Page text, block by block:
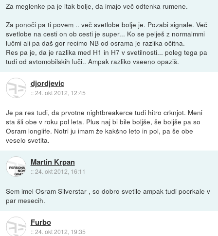
Za meglenke pa je itak bolje, da imajo več odtenka rumene.
Za ponoči pa ti povem .. več svetlobe bolje je. Pozabi signale. Več
svetlobe na cesti on ob cesti je super... Ko se pelješ z normalmmi
lučmi ali pa daš gor recimo NB od osrama je razlika očitna.
Res pa je, da je razlika med H1 in H7 v svetilnosti... poleg tega pa
tudi od avtomobilskih luči.. Ampak razliko vseeno opaziš.
djordjevic
::24. okt 2012, 12:45
Je pa res tudi, da prvotne nightbreakerce tudi hitro crknjot. Meni
sta šli obe v roku pol leta. Plus naj bi bile boljše, še boljše pa so
Osram longlife. Notri ju imam že kakšno leto in pol, pa še obe
veselo svetita.
Martin Krpan
::24. okt 2012, 16:11
Sem imel Osram Silverstar , so dobro svetile ampak tudi pocrkale v
par mesecih.
Furbo
::24. okt 2012, 19:35